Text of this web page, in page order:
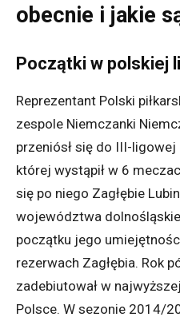
obecnie i jakie
Początki w polskiej
Reprezentant Polski
zespole Niemczanki
przeniósł się do III-
której wystąpił w 6
się po niego Zagłębie
województwa
początku jego
rezerwach Zagłębia. Rok
zadebiutował w
Polsce. W sezonie 2014/